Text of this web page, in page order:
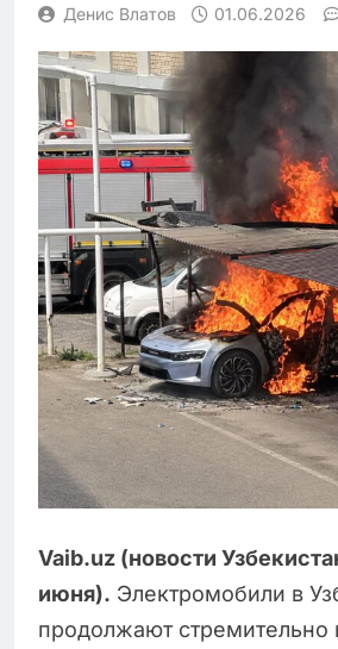
Денис Влатов 01.06.2026
Vaib.uz (новости
июня). Электромобили в
продолжают стремительно